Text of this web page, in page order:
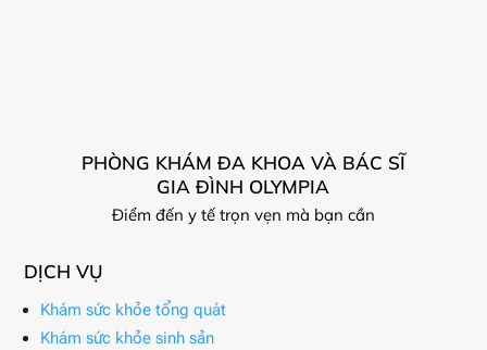
PHÒNG KHÁM ĐA KHOA VÀ BÁC SĨ
GIA ĐÌNH OLYMPIA
Điểm đến y tế trọn vẹn mà bạn cần
DỊCH VỤ
Khám sức khỏe tổng quát
Khám sức khỏe sinh sản